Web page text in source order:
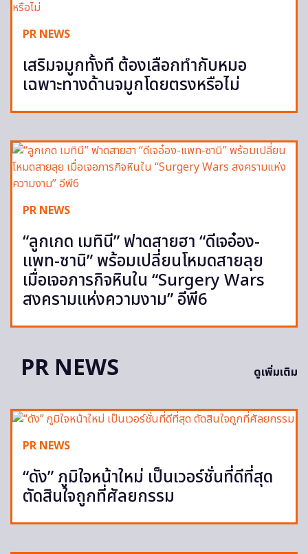
PR NEWS
เสริมจมูกทั้งที ต้องเลือกทำกับหมอ
เฉพาะทางด้านจมูกโดยตรงหรือไม่
PR NEWS
“ลูกเกด เมทินี” ฟาดสายฮา “ดีเจอ๋อง-
แพท-ซานิ” พร้อมเปลี่ยนโหมดสายลุย
เมื่อเจอภารกิจหินใน “Surgery Wars
สงครามแห่งความงาม” อีพี6
PR NEWS ดูเพิ่มเติม
PR NEWS
“ดัง” ภูมิใจหน้าใหม่ เป็นเวอร์ชั่นที่ดีที่สุด
ตัดสินใจถูกที่ศัลยกรรม